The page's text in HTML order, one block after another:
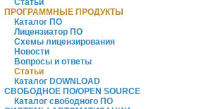
Статьи
ПРОГРАММНЫЕ ПРОДУКТЫ
Каталог ПО
Лицензиатор ПО
Схемы лицензирования
Новости
Вопросы и ответы
Статьи
Каталог DOWNLOAD
СВОБОДНОЕ ПО/OPEN SOURCE
Каталог свободного ПО